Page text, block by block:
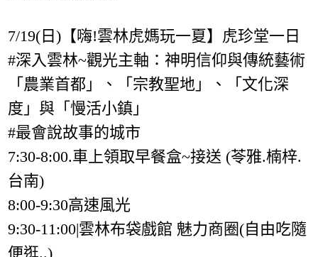
7/19(日)【嗨!雲林虎媽玩一夏】虎珍堂一日
#深入雲林~觀光主軸：神明信仰與傳統藝術
「農業首都」、「宗教聖地」、「文化深
度」與「慢活小鎮」
#最會說故事的城市
7:30-8:00.車上領取早餐盒~接送 (苓雅.楠梓.
台南)
8:00-9:30高速風光
9:30-11:00|雲林布袋戲館 魅力商圈(自由吃隨
便逛..)